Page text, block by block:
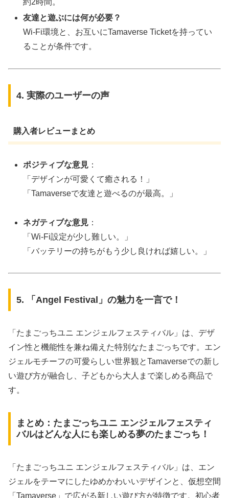
約2時間。
友達と遊ぶには何が必要？
Wi-Fi環境と、お互いにTamaverse Ticketを持ってい
ることが条件です。
4. 実際のユーザーの声
購入者レビューまとめ
ポジティブな意見 ：
「デザインが可愛くて癒される！」
「Tamaverseで友達と遊べるのが最高。」
ネガティブな意見 ：
「Wi-Fi設定が少し難しい。」
「バッテリーの持ちがもう少し良ければ嬉しい。」
5. 「Angel Festival」の魅力を一言で！
「たまごっちユニ エンジェルフェスティバル」は、デザ
イン性と機能性を兼ね備えた特別なたまごっちです。エン
ジェルモチーフの可愛らしい世界観とTamaverseでの新し
い遊び方が融合し、子どもから大人まで楽しめる商品で
す。
まとめ：たまごっちユニ エンジェルフェスティ
バルはどんな人にも楽しめる夢のたまごっち！
「たまごっちユニ エンジェルフェスティバル」は、エン
ジェルをテーマにしたゆめかわいいデザインと、仮想空間
「Tamaverse」で広がる新しい遊び方が特徴です。初心者